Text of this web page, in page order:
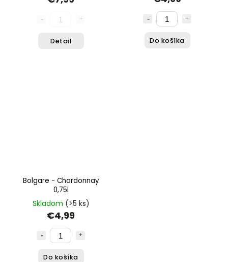
Detail Do košíka
Bolgare - Chardonnay
0,75l
Skladom (>5 ks)
€4,99
Do košíka